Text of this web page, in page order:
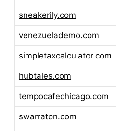
sneakerily.com
venezuelademo.com
simpletaxcalculator.com
hubtales.com
tempocafechicago.com
swarraton.com